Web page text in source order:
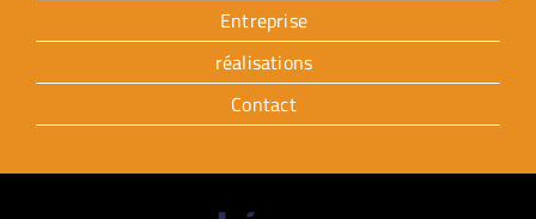
Entreprise
réalisations
Contact